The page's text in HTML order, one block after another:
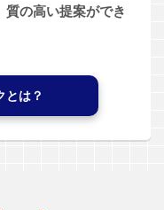
質の高い提案ができ
とは？